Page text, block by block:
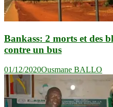
Bankass: 2 morts et des
contre un bus
01/12/2020Ousmane BALLO